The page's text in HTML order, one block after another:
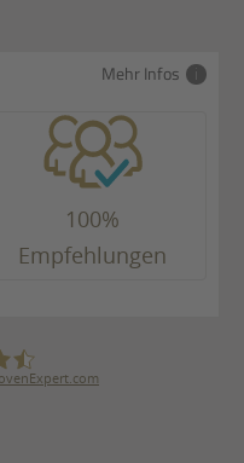
Mehr Infos
100%
Empfehlungen